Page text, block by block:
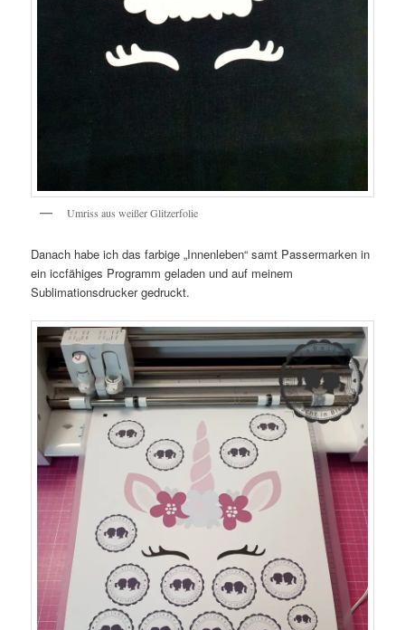
Umriss aus weißer Glitzerfolie
Danach habe ich das farbige „Innenleben“ samt Passermarken in
ein iccfähiges Programm geladen und auf meinem
Sublimationsdrucker gedruckt.